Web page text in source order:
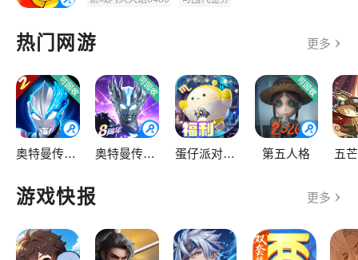
热门网游 更多
奥特曼传奇英雄2 奥特曼传奇英雄 蛋仔派对（官版） 第五人格 五
游戏快报 更多